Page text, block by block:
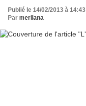
Publié le 14/02/2013 à 14:43
Par merliana